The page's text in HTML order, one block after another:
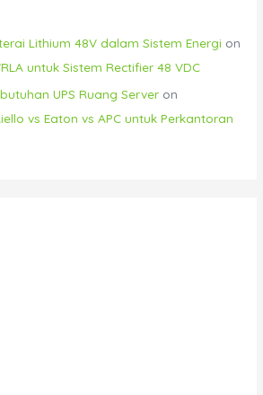
Lithium 48V dalam Sistem Energi on
untuk Sistem Rectifier 48 VDC
UPS Ruang Server on
vs Eaton vs APC untuk Perkantoran